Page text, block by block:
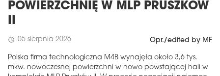
POWIERZCHNIĘ W MLP PRUSZKÓW
II
schedule 05 sierpnia 2026 Opr./edited by MF
Polska firma technologiczna M4B wynajęła około 3,6 tys.
mkw. nowoczesnej powierzchni w nowo powstającej hali w